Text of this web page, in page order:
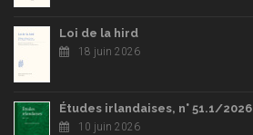
Loi de la hird
18 juin 2026
Études irlandaises, n° 51.1/2026
10 juin 2026